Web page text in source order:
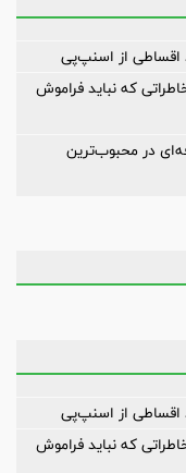
اقساطی از اسنپ‌پی
که نباید فراموش
در محبوب‌ترین
اقساطی از اسنپ‌پی
که نباید فراموش